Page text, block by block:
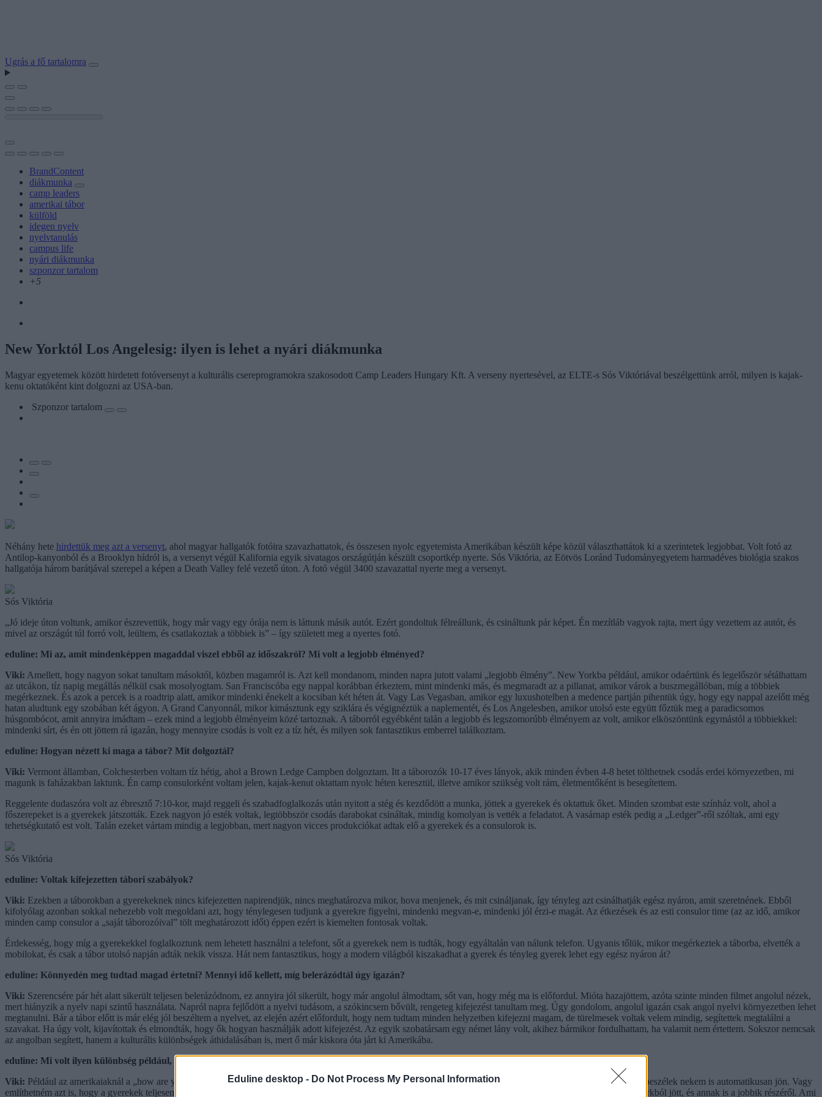
Eduline desktop - Do Not Process My Personal Information
Ugrás a fő tartalomra
BrandContent
diákmunka
camp leaders
amerikai tábor
külföld
idegen nyelv
nyelvtanulás
campus life
nyári diákmunka
szponzor tartalom
+5
New Yorktól Los Angelesig: ilyen is lehet a nyári diákmunka
Magyar egyetemek között hirdetett fotóversenyt a kulturális csereprogramokra szakosodott Camp Leaders Hungary Kft. A verseny nyertesével, az ELTE-s Sós Viktóriával beszélgettünk arról, milyen is kajak-
kenu oktatóként kint dolgozni az USA-ban.
Szponzor tartalom
Néhány hete hirdettük meg azt a versenyt, ahol magyar hallgatók fotóira szavazhattatok, és összesen nyolc egyetemista Amerikában készült képe közül választhattátok ki a szerintetek legjobbat. Volt fotó az
Antilop-kanyonból és a Brooklyn hídról is, a versenyt végül Kalifornia egyik sivatagos országútján készült csoportkép nyerte. Sós Viktória, az Eötvös Loránd Tudományegyetem harmadéves biológia szakos
hallgatója három barátjával szerepel a képen a Death Valley felé vezető úton. A fotó végül 3400 szavazattal nyerte meg a versenyt.
Sós Viktória
„Jó ideje úton voltunk, amikor észrevettük, hogy már vagy egy órája nem is láttunk másik autót. Ezért gondoltuk félreállunk, és csináltunk pár képet. Én mezítláb vagyok rajta, mert úgy vezettem az autót, és
mivel az országút túl forró volt, leültem, és csatlakoztak a többiek is” – így született meg a nyertes fotó.
eduline: Mi az, amit mindenképpen magaddal viszel ebből az időszakról? Mi volt a legjobb élményed?
Viki: Amellett, hogy nagyon sokat tanultam másoktól, közben magamról is. Azt kell mondanom, minden napra jutott valami „legjobb élmény”. New Yorkba például, amikor odaértünk és legelőször sétálhattam
az utcákon, tíz napig megállás nélkül csak mosolyogtam. San Franciscóba egy nappal korábban érkeztem, mint mindenki más, és megmaradt az a pillanat, amikor várok a buszmegállóban, míg a többiek
megérkeznek. És azok a percek is a roadtrip alatt, amikor mindenki énekelt a kocsiban két héten át. Vagy Las Vegasban, amikor egy luxushotelben a medence partján pihentük úgy, hogy egy nappal azelőtt még
hatan aludtunk egy szobában két ágyon. A Grand Canyonnál, mikor kimásztunk egy sziklára és végignéztük a naplementét, és Los Angelesben, amikor utolsó este együtt főztük meg a paradicsomos
húsgombócot, amit annyira imádtam – ezek mind a legjobb élményeim közé tartoznak. A táborról egyébként talán a legjobb és legszomorúbb élményem az volt, amikor elköszöntünk egymástól a többiekkel:
mindenki sírt, és én ott jöttem rá igazán, hogy mennyire csodás is volt ez a tíz hét, és milyen sok fantasztikus emberrel találkoztam.
eduline: Hogyan nézett ki maga a tábor? Mit dolgoztál?
Viki: Vermont államban, Colchesterben voltam tíz hétig, ahol a Brown Ledge Campben dolgoztam. Itt a táborozók 10-17 éves lányok, akik minden évben 4-8 hetet tölthetnek csodás erdei környezetben, mi
magunk is faházakban laktunk. Én camp consulorként voltam jelen, kajak-kenut oktattam nyolc héten keresztül, illetve amikor szükség volt rám, életmentőként is besegítettem.
Reggelente dudaszóra volt az ébresztő 7:10-kor, majd reggeli és szabadfoglalkozás után nyitott a stég és kezdődött a munka, jöttek a gyerekek és oktattuk őket. Minden szombat este színház volt, ahol a
főszerepeket is a gyerekek játszották. Ezek nagyon jó esték voltak, legtöbbször csodás darabokat csináltak, mindig komolyan is vették a feladatot. A vasárnap esték pedig a „Ledger”-ről szóltak, ami egy
tehetségkutató est volt. Talán ezeket vártam mindig a legjobban, mert nagyon vicces produkciókat adtak elő a gyerekek és a consulorok is.
Sós Viktória
eduline: Voltak kifejezetten tábori szabályok?
Viki: Ezekben a táborokban a gyerekeknek nincs kifejezetten napirendjük, nincs meghatározva mikor, hova menjenek, és mit csináljanak, így tényleg azt csinálhatják egész nyáron, amit szeretnének. Ebből
kifolyólag azonban sokkal nehezebb volt megoldani azt, hogy ténylegesen tudjunk a gyerekre figyelni, mindenki megvan-e, mindenki jól érzi-e magát. Az étkezések és az esti consulor time (az az idő, amikor
minden camp consulor a „saját táborozóival” tölt meghatározott időt) éppen ezért is kiemelten fontosak voltak.
Érdekesség, hogy míg a gyerekekkel foglalkoztunk nem lehetett használni a telefont, sőt a gyerekek nem is tudták, hogy egyáltalán van nálunk telefon. Ugyanis tőlük, mikor megérkeztek a táborba, elvették a
mobilokat, és csak a tábor utolsó napján adták nekik vissza. Hát nem fantasztikus, hogy a modern világból kiszakadhat a gyerek és tényleg gyerek lehet egy egész nyáron át?
eduline: Könnyedén meg tudtad magad értetni? Mennyi idő kellett, míg belerázódtál úgy igazán?
Viki: Szerencsére pár hét alatt sikerült teljesen belerázódnom, ez annyira jól sikerült, hogy már angolul álmodtam, sőt van, hogy még ma is előfordul. Mióta hazajöttem, azóta szinte minden filmet angolul nézek,
mert hiányzik a nyelv napi szintű használata. Napról napra fejlődött a nyelvi tudásom, a szókincsem bővült, rengeteg kifejezést tanultam meg. Úgy gondolom, angolul igazán csak angol nyelvi környezetben lehet
megtanulni. Bár a tábor előtt is már elég jól beszéltem a nyelvet, az elején azért előfordult, hogy nem tudtam minden helyzetben kifejezni magam, de türelmesek voltak velem mindig, segítettek megtalálni a
szavakat. Ha úgy volt, kijavítottak és elmondták, hogy ők hogyan használják adott kifejezést. Az egyik szobatársam egy német lány volt, akihez bármikor fordulhattam, ha valamit nem értettem. Sokszor nemcsak
az angolban segített, hanem a kulturális különbségek áthidalásában is, mert ő már kiskora óta járt ki Amerikába.
eduline: Mi volt ilyen különbség például, amit tapasztaltál?
Viki: Például az amerikaiaknál a „how are you” egyszerűen csak egy udvarias forma, ami köszönésként szolgál, ez először furcsa volt, de azóta akárhányszor angolul beszélek nekem is automatikusan jön. Vagy
említhetném azt is, hogy a gyerekek teljesen más közegből jönnek, mint amihez mi (legalább is én) hozzá vagyok szokva. Szerintem a táborozók 70 százaléka New Yorkból jött, és annak is a jobbik részéről. Ami